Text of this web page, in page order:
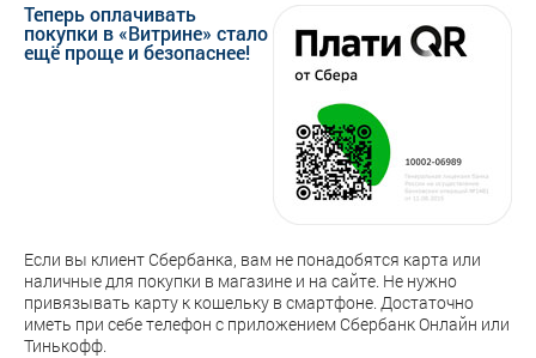
Теперь оплачивать
покупки в «Витрине» стало
ещё проще и безопаснее!
Если вы клиент Сбербанка, вам не понадобятся карта или
наличные для покупки в магазине и на сайте. Не нужно
привязывать карту к кошельку в смартфоне. Достаточно
иметь при себе телефон с приложением Сбербанк Онлайн или
Тинькофф.